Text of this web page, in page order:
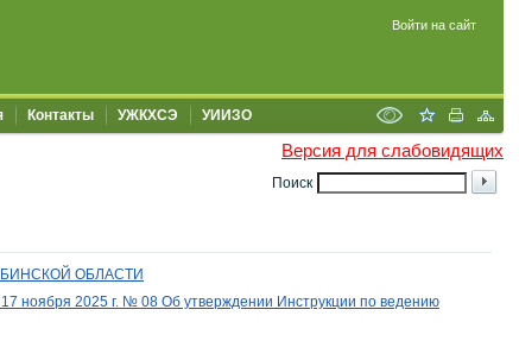
Войти на сайт
Контакты УЖКХСЭ УИИЗО
Версия для слабовидящих
Поиск
ОБЛАСТИ
ноября 2025 г. № 08 Об утверждении Инструкции по ведению